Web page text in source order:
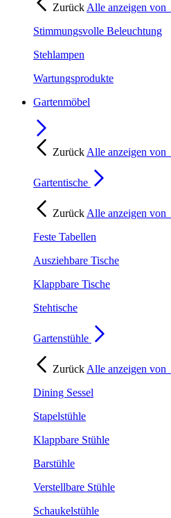
Zurück Alle anzeigen von
Stimmungsvolle Beleuchtung
Stehlampen
Wartungsprodukte
Gartenmöbel
Zurück Alle anzeigen von
Gartentische
Zurück Alle anzeigen von
Feste Tabellen
Ausziehbare Tische
Klappbare Tische
Stehtische
Gartenstühle
Zurück Alle anzeigen von
Dining Sessel
Stapelstühle
Klappbare Stühle
Barstühle
Verstellbare Stühle
Schaukelstühle